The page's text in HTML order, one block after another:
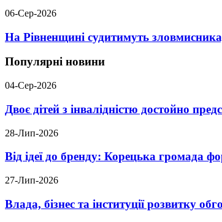
06-Сер-2026
На Рівненщині судитимуть
Популярні новини
04-Сер-2026
Двоє дітей з інвалідністю достойно
28-Лип-2026
Від ідеї до бренду: Корецька громада
27-Лип-2026
Влада, бізнес та інституції розвитку